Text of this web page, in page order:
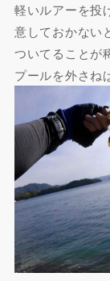
軽いルアーを投
意しておかない
ついてることが
プールを外さね